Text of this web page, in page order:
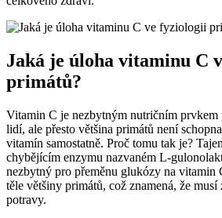
Jaká je úloha vitaminu C
primátů?
Vitamin C je nezbytným nutričním prvkem
lidí, ale přesto většina primátů není
vitamín samostatně. Proč tomu tak je?
chybějícím enzymu nazvaném L-
nezbytný pro přeměnu glukózy na vitamin
těle většiny primátů, což znamená, že
potravy.